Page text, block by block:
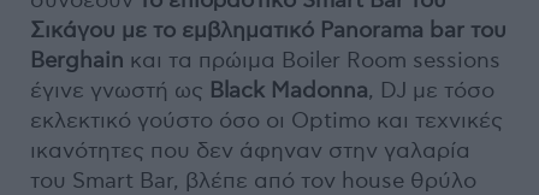
Σικάγου με το εμβληματικό Panorama bar του
Berghain και τα πρώιμα Boiler Room sessions
έγινε γνωστή ως Black Madonna, DJ με τόσο
εκλεκτικό γούστο όσο οι Optimo και τεχνικές
ικανότητες που δεν άφηναν στην γαλαρία
του Smart Bar, βλέπε από τον house θρύλο